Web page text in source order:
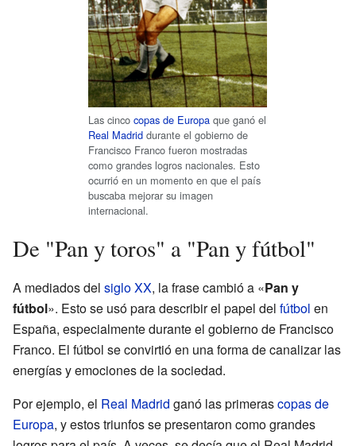
Las cinco copas de Europaque ganó el
Real Madriddurante el gobierno de
Francisco Franco fueron mostradas
como grandes logros nacionales. Esto
ocurrió en un momento en que el país
buscaba mejorar su imagen
internacional.
De "Pan y toros" a "Pan y fútbol"
A mediados del siglo XX, la frase cambió a «Pan y
fútbol». Esto se usó para describir el papel del fútbol en
España, especialmente durante el gobierno de Francisco
Franco. El fútbol se convirtió en una forma de canalizar las
energías y emociones de la sociedad.
Por ejemplo, el Real Madrid ganó las primerascopas de
Europa, y estos triunfos se presentaron como grandes